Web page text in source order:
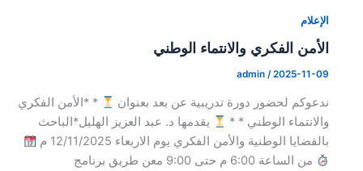
الإعلام
الأمن الفكري والانتماء الوطني
admin/2025-11-09
ندعوكم لحضور دورة تدريبية عن بعد بعنوان
* *الأمن الفكري
والانتماء الوطني * *
يقدمها د. عبد العزيز الهليل*الباحث
بالقضايا الوطنية والأمن الفكري يوم الاربعاء 12/11/2025 م
من الساعة 6:00 م حتى 9:00 معن طريق برنامج